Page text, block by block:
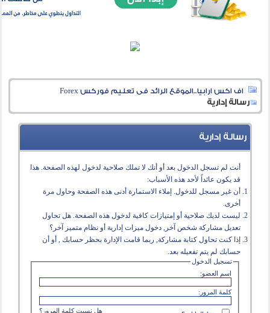
اف اكس ارابيا..الموقع الرائد فى تعليم فوركس Forex
رسالة إدارية
رسالة إدارية
أنت لم تسجل الدخول بعد أو أنك لا تملك صلاحية لدخول لهذه الصفحة. هذا
قد يكون عائداً لأحد هذه الأسباب:
أن غير مسجل للدخول. إملاء الاستمارة أدنى هذه الصفحة وحاول مرة
أخرى.
ليست لديك صلاحية أو إمتيازات كافية لدخول هذه الصفحة. هل تحاول
تعديل مشاركة شخص آخر, دخول ميزات إدارية أو نظام متميز آخر؟
إذا كنت تحاول كتابة مشاركة, ربما قامت الإدارة بحظر حسابك , أو أن
حسابك لم يتم تفعيله بعد.
تسجيل الدخول
اسم العضو:
كلمة المرور:
هل نسيت كلمة المرور؟